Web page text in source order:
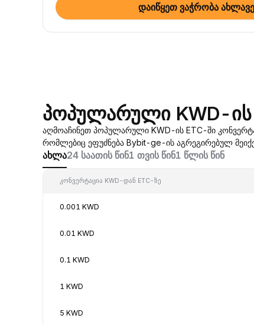
დაიწყეთ ვაჭრობა ახლავე
პოპულარული KWD-ის
აღმოაჩინეთ პოპულარული KWD-ის ETC-ში
რომლებიც ეფუძნება Bybit-ge-ის აგრეგირებულ
ახლა24 საათის წინ1 თვის წინ1 წლის წინ
კონვერტაცია KWD-დან ETC-ზე
0.001 KWD
0.01 KWD
0.1 KWD
1 KWD
5 KWD